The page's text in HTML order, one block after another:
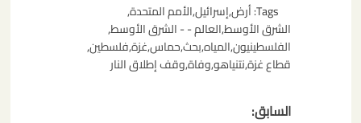
Tags: أرض,إسرائيل,الأمم المتحدة,
الشرق الأوسط,العالم - - الشرق الأوسط,
الفلسطينيون,المياه,بحث,حماس,غزة,فلسطين,
قطاع غزة,نتنياهو,وفاة,وقف إطلاق النار
تصفّح
السابق: